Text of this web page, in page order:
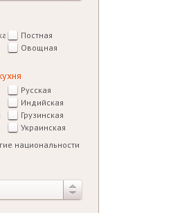
Постная
Овощная
Русская
Индийская
Грузинская
Украинская
национальности